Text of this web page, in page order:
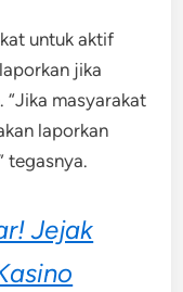
untuk aktif
jika
“Jika masyarakat
laporkan
tegasnya.
Jejak